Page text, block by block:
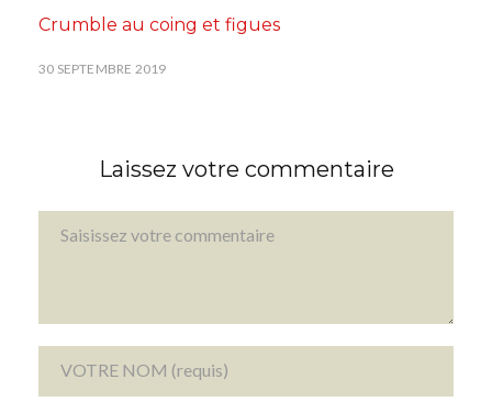
Crumble au coing et figues
30 SEPTEMBRE 2019
Laissez votre commentaire